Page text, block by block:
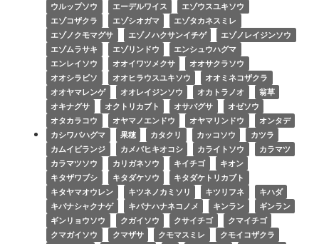
ウルップソウ
エーデルワイス
エゾウスユキソウ
エゾコザクラ
エゾシオガマ
エゾタカネスミレ
エゾノクモマグサ
エゾノハクサンイチゲ
エゾノレイジンソウ
エゾムラサキ
エゾリンドウ
エンシュウハグマ
エンレイソウ
オオイワツメクサ
オオサクラソウ
オオシラビソ
オオヒラウスユキソウ
オオミネコザクラ
オオヤマレンゲ
オオレイジンソウ オカトラノオ
翁草
オキナグサ
オクトリカブト オサバグサ
オゼソウ
オタカラコウ
オヤマノエンドウ オヤマリンドウ
オンタデ
カシワバハグマ
果穂 カタクリ カッコソウ
カツラ
カムイビランジ
カメバヒキオコシ カライトソウ
カラマツ
カラマツソウ
カリガネソウ キイチゴ
キオン
キタザワブシ
キタダケソウ
キタダケトリカブト
キタヤマオウレン
キツネノカミソリ キツリフネ
キハダ
キバナシャクナゲ
キバナハナネコノメ キンラン
ギンラン
ギンリョウソウ
クガイソウ クサイチゴ
クマイチゴ
クマガイソウ
クマザサ クモマスミレ
クモイコザクラ